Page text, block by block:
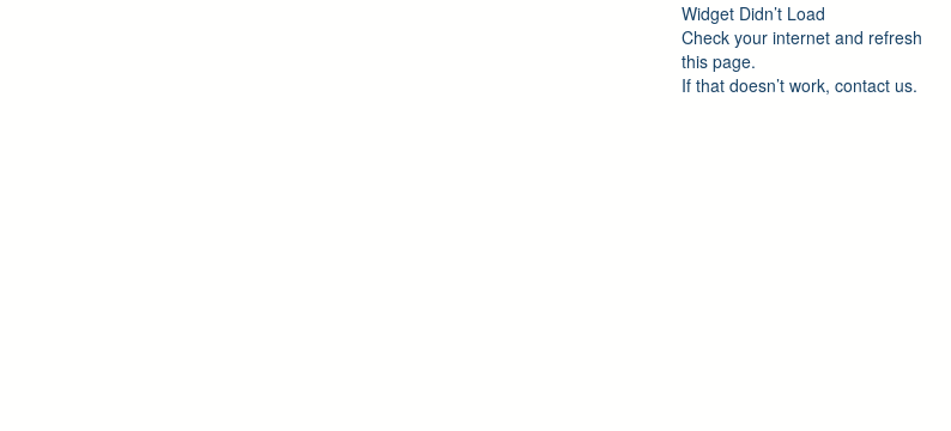
Widget Didn’t Load
Check your internet and refresh
this page.
If that doesn’t work, contact us.